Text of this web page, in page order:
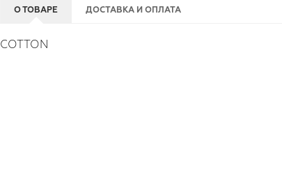
О ТОВАРЕ ДОСТАВКА И ОПЛАТА
COTTON